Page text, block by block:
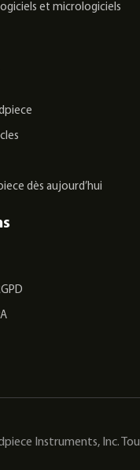
et micrologiciels
dès aujourd’hui
Instruments, Inc.